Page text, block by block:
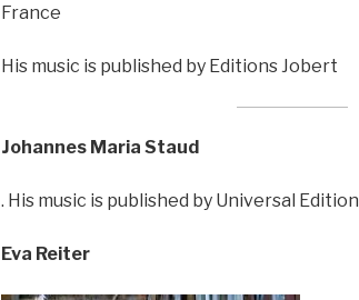
France
His music is published by Editions Jobert
Johannes Maria Staud
. His music is published by Universal Edition
Eva Reiter